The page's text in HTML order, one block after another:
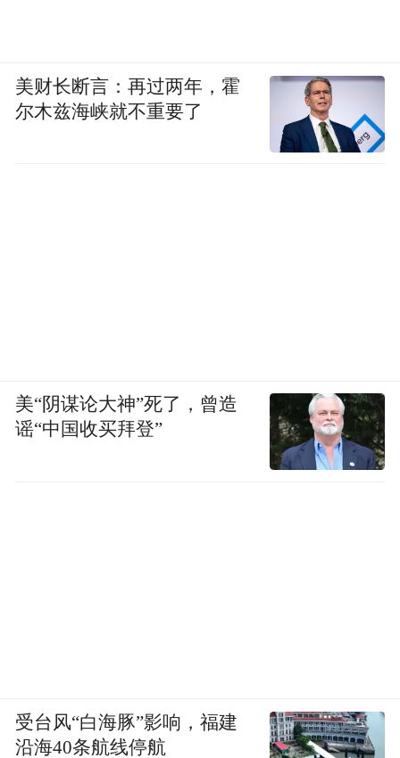
美财长断言：再过两年，霍
尔木兹海峡就不重要了
美“阴谋论大神”死了，曾造
谣“中国收买拜登”
受台风“白海豚”影响，福建
沿海40条航线停航